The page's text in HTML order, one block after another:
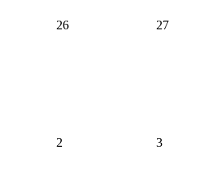
26 27
2 3